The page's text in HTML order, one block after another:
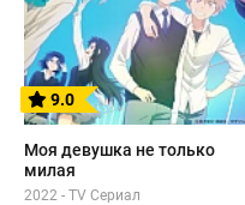
9.0
Моя девушка не только
милая
2022 - TV Сериал